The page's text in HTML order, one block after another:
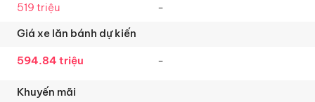
519 triệu -
594.84 triệu -